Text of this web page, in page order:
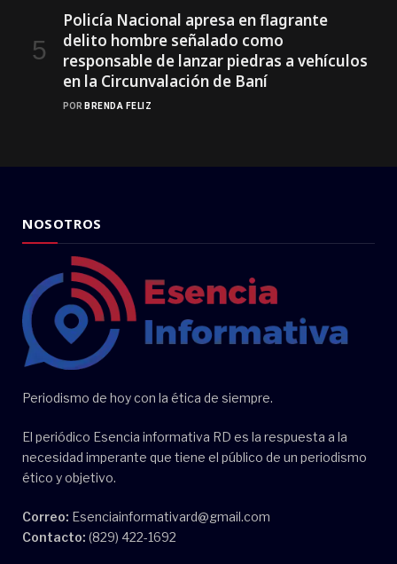
Policía Nacional apresa en flagrante
delito hombre señalado como
responsable de lanzar piedras a vehículos
en la Circunvalación de Baní
POR BRENDA FELIZ
NOSOTROS
Periodismo de hoy con la ética de siempre.
El periódico Esencia informativa RD es la respuesta a la
necesidad imperante que tiene el público de un periodismo
ético y objetivo.
Correo: Esenciainformativard@gmail.com
Contacto: (829) 422-1692